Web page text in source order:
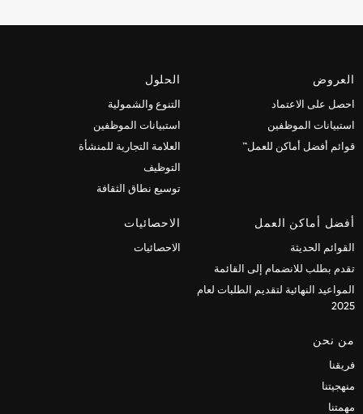
العروض
احصل على الاعتماد
استبيانات الموظفين
قوائم أفضل أماكن للعمل™
الحلول
التنوع والشمولية
استبيانات الموظفين
العلامة التجارية للمنشأة
التوظيف
توسيع نطاق الثقافة
أفضل أماكن العمل
القوائم الحديثة
تقدم بطلب للانضمام إلى القائمة
المواعيد النهائية لتقديم الطلبات لعام
2025
الاحصائيات
الاحصائيات
من نحن
فريقنا
منهجيتنا
مهمتنا